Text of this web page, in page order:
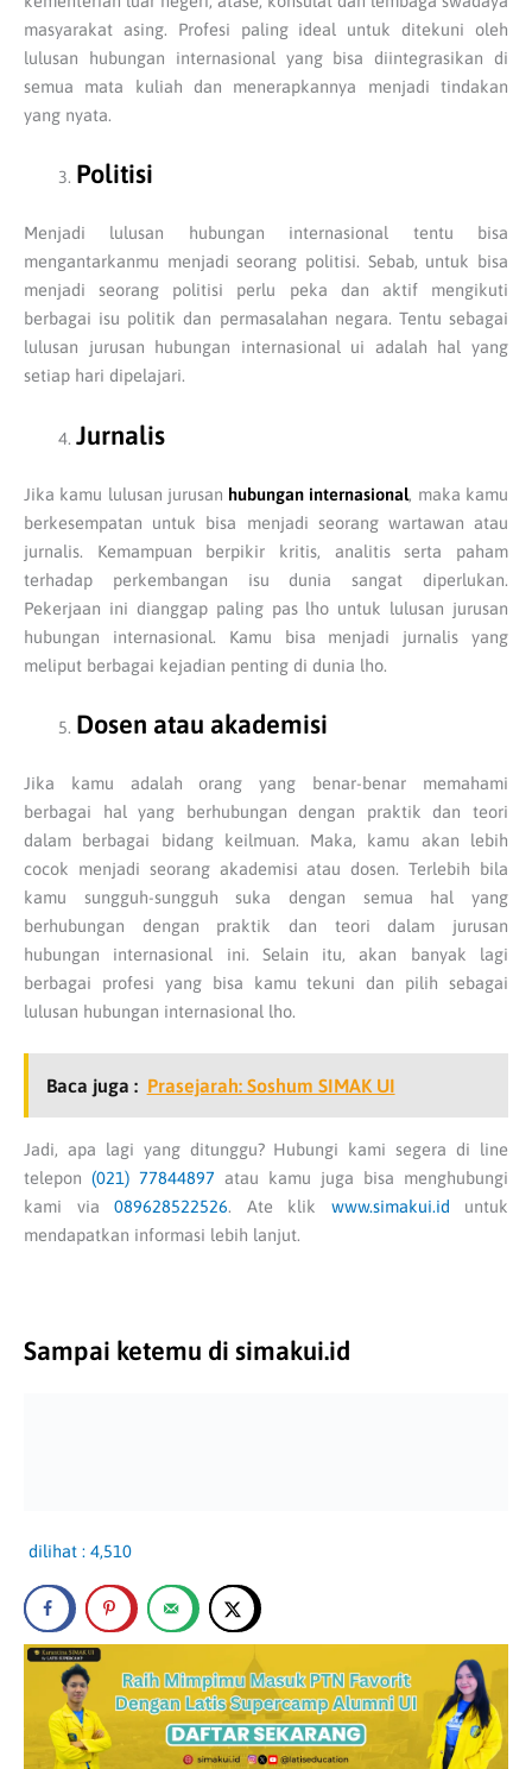
masyarakat asing. Profesi paling ideal untuk ditekuni oleh
lulusan hubungan internasional yang bisa diintegrasikan di
semua mata kuliah dan menerapkannya menjadi tindakan
yang nyata.
Politisi
Menjadi lulusan hubungan internasional tentu bisa
mengantarkanmu menjadi seorang politisi. Sebab, untuk bisa
menjadi seorang politisi perlu peka dan aktif mengikuti
berbagai isu politik dan permasalahan negara. Tentu sebagai
lulusan jurusan hubungan internasional ui adalah hal yang
setiap hari dipelajari.
Jurnalis
Jika kamu lulusan jurusan hubungan internasional, maka kamu
berkesempatan untuk bisa menjadi seorang wartawan atau
jurnalis. Kemampuan berpikir kritis, analitis serta paham
terhadap perkembangan isu dunia sangat diperlukan.
Pekerjaan ini dianggap paling pas lho untuk lulusan jurusan
hubungan internasional. Kamu bisa menjadi jurnalis yang
meliput berbagai kejadian penting di dunia lho.
Dosen atau akademisi
Jika kamu adalah orang yang benar-benar memahami
berbagai hal yang berhubungan dengan praktik dan teori
dalam berbagai bidang keilmuan. Maka, kamu akan lebih
cocok menjadi seorang akademisi atau dosen. Terlebih bila
kamu sungguh-sungguh suka dengan semua hal yang
berhubungan dengan praktik dan teori dalam jurusan
hubungan internasional ini. Selain itu, akan banyak lagi
berbagai profesi yang bisa kamu tekuni dan pilih sebagai
lulusan hubungan internasional lho.
Baca juga : Prasejarah: Soshum SIMAK UI
Jadi, apa lagi yang ditunggu? Hubungi kami segera di line
telepon (021) 77844897 atau kamu juga bisa menghubungi
kami via 089628522526. Ate klik www.simakui.id untuk
mendapatkan informasi lebih lanjut.
Sampai ketemu di simakui.id
dilihat : 4,510